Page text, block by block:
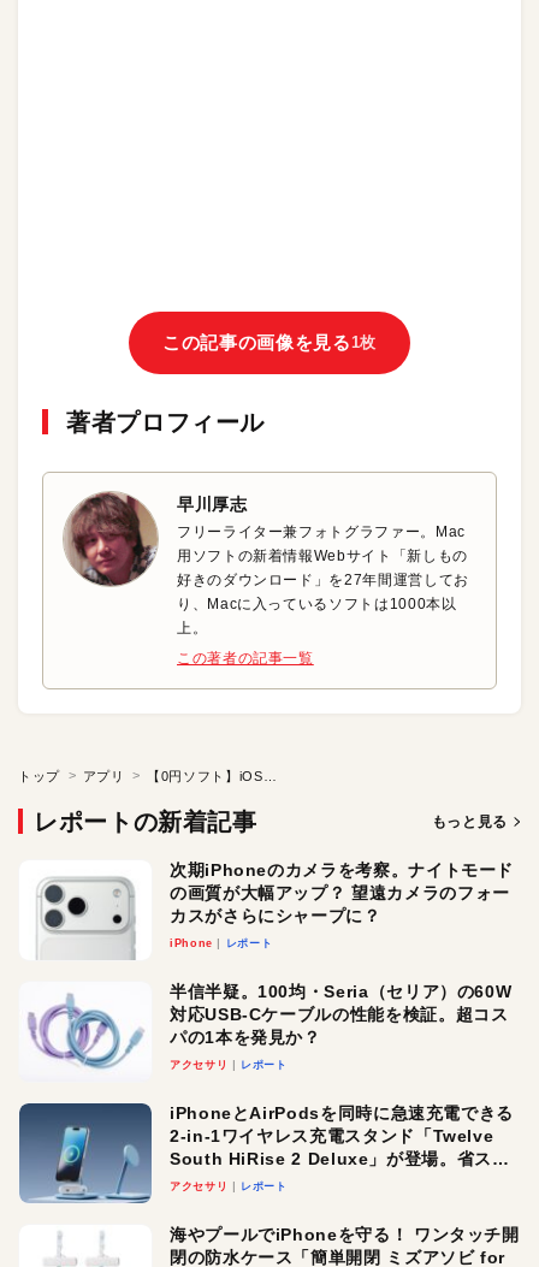
この記事の画像を見る 1枚
著者プロフィール
早川厚志
フリーライター兼フォトグラファー。Mac
用ソフトの新着情報Webサイト「新しもの
好きのダウンロード」を27年間運営してお
り、Macに入っているソフトは1000本以
上。
この著者の記事一覧
トップ アプリ
レポートの新着記事 もっと見る
次期iPhoneのカメラを考察。ナイトモード
の画質が大幅アップ？ 望遠カメラのフォー
カスがさらにシャープに？
iPhone レポート
半信半疑。100均・Seria（セリア）の60W
対応USB-Cケーブルの性能を検証。超コス
パの1本を発見か？
アクセサリ レポート
iPhoneとAirPodsを同時に急速充電できる
2-in-1ワイヤレス充電スタンド「Twelve
South HiRise 2 Deluxe」が登場。省スペ
ースでおしゃれに充電したい人にオスス
アクセサリ レポート
海やプールでiPhoneを守る！ ワンタッチ開
閉の防水ケース「簡単開閉 ミズアソビ for